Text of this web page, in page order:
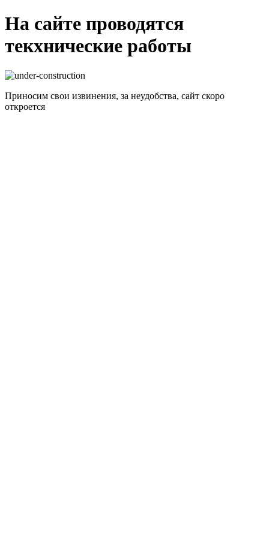
На сайте проводятся
текхнические работы
Приносим свои извинения, за неудобства, сайт скоро
откроется